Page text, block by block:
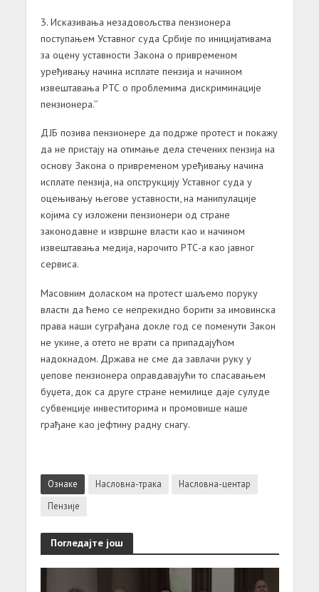
3. Исказивања незадовољства пензионера
поступањем Уставног суда Србије по иницијативама
за оцену уставности Закона о привременом
уређивању начина исплате пензија и начином
извештавања РТС о проблемима дискриминације
пензионера.’’
ДЈБ позива пензионере да подрже протест и покажу
да не пристају на отимање дела стечених пензија на
основу Закона о привременом уређивању начина
исплате пензија, на опструкцију Уставног суда у
оцењивању његове уставности, на манипулације
којима су изложени пензионери од стране
законодавне и извршне власти као и начином
извештавања медија, нарочито РТС-а као јавног
сервиса.
Масовним доласком на протест шаљемо поруку
власти да ћемо се непрекидно борити за имовинска
права наши суграђана докле год се поменути Закон
не укине, а отето не врати са припадајућом
надокнадом. Држава не сме да завлачи руку у
џепове пензионера оправдавајући то спасавањем
буџета, док са друге стране немилице даје сулуде
субвенције инвеститорима и промовише наше
грађане као јефтину радну снагу.
Ознаке Насловна-трака
Насловна-центар
Пензије
Погледајте још